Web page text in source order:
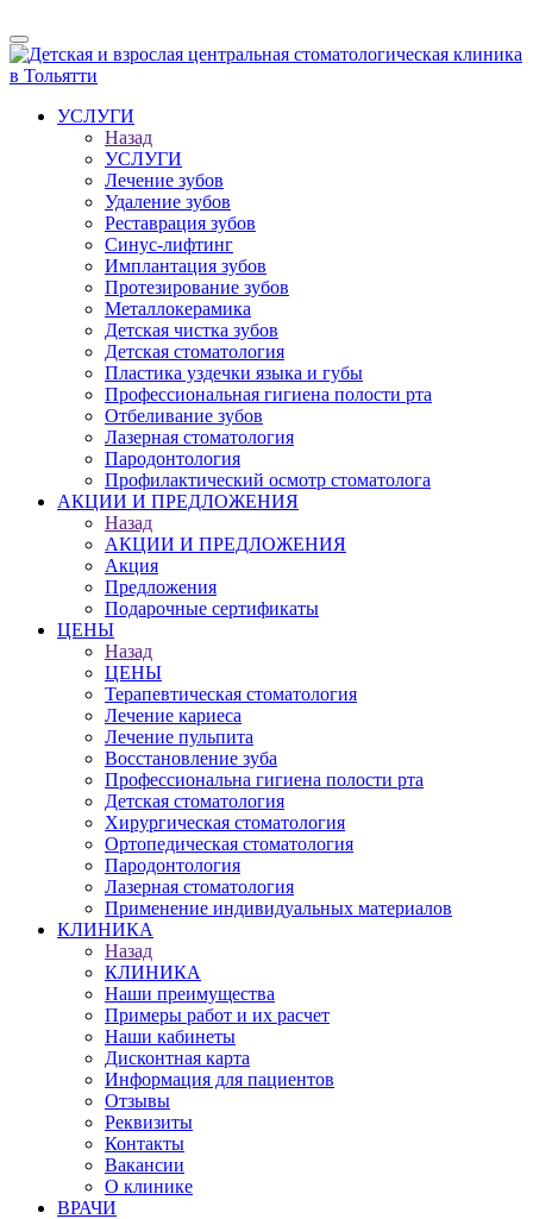
УСЛУГИ
Назад
УСЛУГИ
Лечение зубов
Удаление зубов
Реставрация зубов
Синус-лифтинг
Имплантация зубов
Протезирование зубов
Металлокерамика
Детская чистка зубов
Детская стоматология
Пластика уздечки языка и губы
Профессиональная гигиена полости рта
Отбеливание зубов
Лазерная стоматология
Пародонтология
Профилактический осмотр стоматолога
АКЦИИ И ПРЕДЛОЖЕНИЯ
Назад
АКЦИИ И ПРЕДЛОЖЕНИЯ
Акция
Предложения
Подарочные сертификаты
ЦЕНЫ
Назад
ЦЕНЫ
Терапевтическая стоматология
Лечение кариеса
Лечение пульпита
Восстановление зуба
Профессиональна гигиена полости рта
Детская стоматология
Хирургическая стоматология
Ортопедическая стоматология
Пародонтология
Лазерная стоматология
Применение индивидуальных материалов
КЛИНИКА
Назад
КЛИНИКА
Наши преимущества
Примеры работ и их расчет
Наши кабинеты
Дисконтная карта
Информация для пациентов
Отзывы
Реквизиты
Контакты
Вакансии
О клинике
ВРАЧИ